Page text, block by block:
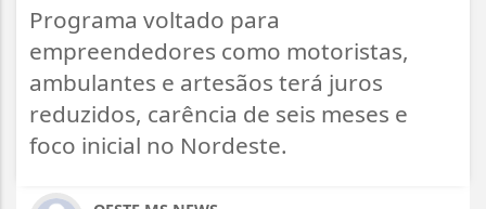
Programa voltado para
empreendedores como motoristas,
ambulantes e artesãos terá juros
reduzidos, carência de seis meses e
foco inicial no Nordeste.